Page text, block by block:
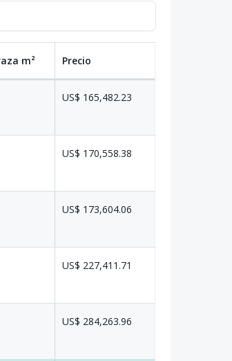
m² Precio
US$ 165,482.23
US$ 170,558.38
US$ 173,604.06
US$ 227,411.71
US$ 284,263.96